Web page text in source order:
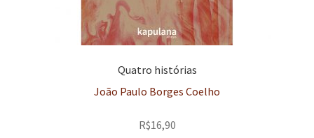
Quatro histórias
João Paulo Borges Coelho
R$16,90